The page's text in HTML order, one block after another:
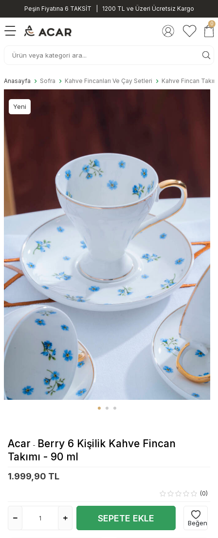
Peşin Fiyatına 6 TAKSİT | 1200 TL ve Üzeri Ücretsiz Kargo
0
Anasayfa Sofra Kahve Fincanları Ve Çay Setleri Kahve Fincan
Yeni
Acar - Berry 6 Kişilik Kahve Fincan
Takımı - 90 ml
1.999,90 TL
(0)
SEPETE EKLE Beğen